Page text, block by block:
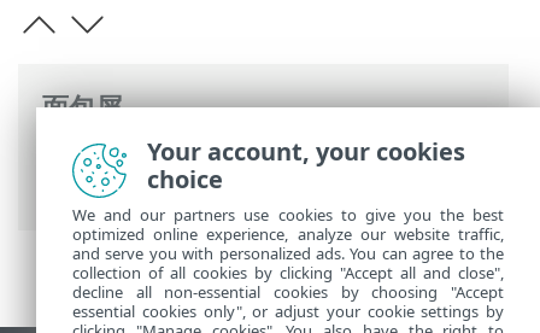
面包屑
ESET 联机帮助>ESET Mail Security>常规
设置>Computer>
Your account, your cookies
choice
We and our partners use cookies to give you the best
optimized online experience, analyze our website traffic,
and serve you with personalized ads. You can agree to the
collection of all cookies by clicking "Accept all and close",
decline all non-essential cookies by choosing "Accept
essential cookies only", or adjust your cookie settings by